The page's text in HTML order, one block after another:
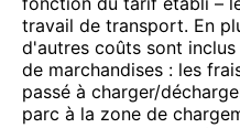
travail de transport. En
d'autres coûts sont
de marchandises : les
passé à charger/
parc à la zone de